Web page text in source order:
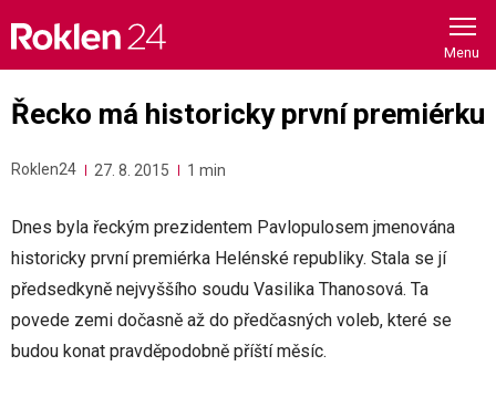
content
Řecko má historicky první premiérku
Roklen24 27. 8. 2015 1 min
Dnes byla řeckým prezidentem Pavlopulosem jmenována
historicky první premiérka Helénské republiky. Stala se jí
předsedkyně nejvyššího soudu Vasilika Thanosová. Ta
povede zemi dočasně až do předčasných voleb, které se
budou konat pravděpodobně příští měsíc.